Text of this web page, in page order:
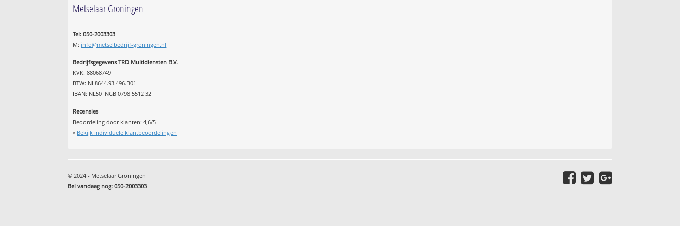
Metselaar Groningen
Tel: 050-2003303
M: info@metselbedrijf-groningen.nl
Bedrijfsgegevens TRD Multidiensten B.V.
KVK: 88068749
BTW: NL8644.93.496.B01
IBAN: NL50 INGB 0798 5512 32
Recensies
Beoordeling door klanten:4,6/5
» Bekijk individuele klantbeoordelingen
© 2024 - Metselaar Groningen
Bel vandaag nog: 050-2003303